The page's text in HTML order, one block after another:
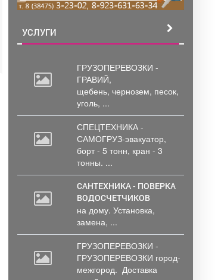
УСЛУГИ
ГРУЗОПЕРЕВОЗКИ -
ГРАВИЙ,
щебень, чернозем, песок,
уголь, ...
СПЕЦТЕХНИКА -
САМОГРУЗ-эвакуатор,
борт - 5 тонн, кран - 3
тонны. ...
САНТЕХНИКА - ПОВЕРКА
ВОДОСЧЕТЧИКОВ
на дому. Установка,
замена, ...
ГРУЗОПЕРЕВОЗКИ -
ГРУЗОПЕРЕВОЗКИ город-
межгород. Доставка